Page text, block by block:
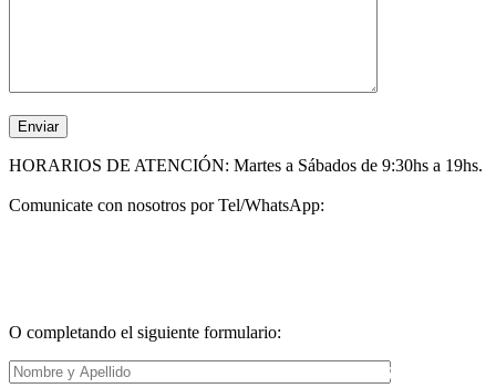
HORARIOS DE ATENCIÓN: Martes a Sábados de 9:30hs a 19hs.
Comunicate con nosotros por Tel/WhatsApp:
O completando el siguiente formulario:
RAMALLO ART HAIR